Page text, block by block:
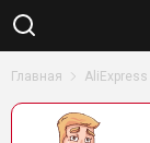
Главная AliExpress